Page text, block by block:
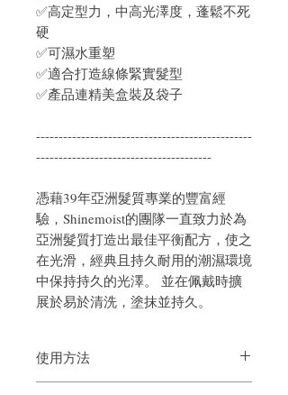
✅高定型力，中高光澤度，蓬鬆不死
硬
✅可濕水重塑
✅適合打造線條緊實髮型
✅產品連精美盒裝及袋子
------------------------------------------------
---------------------------------------
憑藉39年亞洲髮質專業的豐富經
驗，Shinemoist的團隊一直致力於為
亞洲髮質打造出最佳平衡配方，使之
在光滑，經典且持久耐用的潮濕環境
中保持持久的光澤。 並在佩戴時擴
展於易於清洗，塗抹並持久。
使用方法